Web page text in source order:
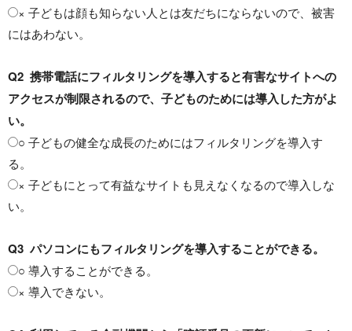
× 子どもは顔も知らない人とは友だちにならないので、被害
にはあわない。
Q2 携帯電話にフィルタリングを導入すると有害なサイトへの
アクセスが制限されるので、子どものためには導入した方がよ
い。
○ 子どもの健全な成長のためにはフィルタリングを導入す
る。
× 子どもにとって有益なサイトも見えなくなるので導入しな
い。
Q3 パソコンにもフィルタリングを導入することができる。
○ 導入することができる。
× 導入できない。